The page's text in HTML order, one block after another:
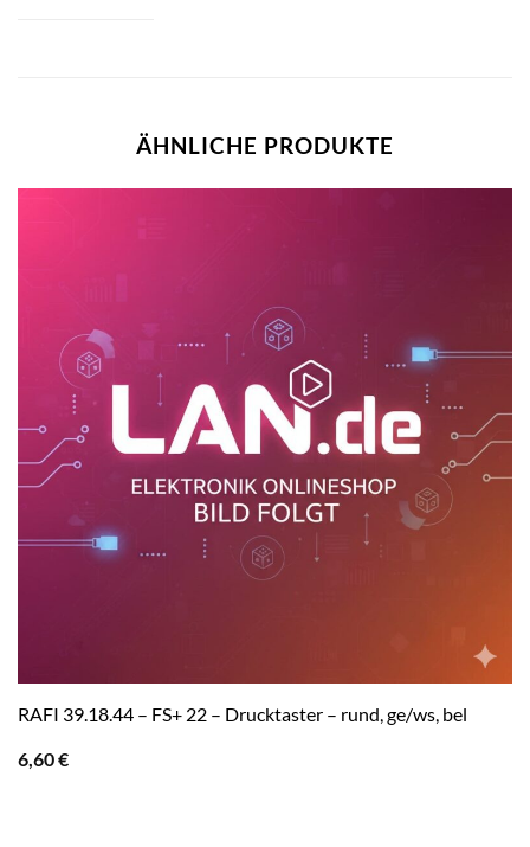
ÄHNLICHE PRODUKTE
RAFI 39.18.44 – FS+ 22 – Drucktaster – rund, ge/ws, bel
6,60€